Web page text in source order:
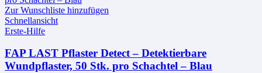
Zur Wunschliste hinzufügen
Schnellansicht
Erste-Hilfe
FAP LAST Pflaster Detect – Detektierbare
Wundpflaster, 50 Stk. pro Schachtel – Blau